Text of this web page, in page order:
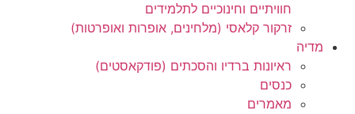
חוויתיים וחינוכיים לתלמידים
זרקור קלאסי (מלחינים, אופרות ואופרטות)
מדיה
ראיונות ברדיו והסכתים (פודקאסטים)
כנסים
מאמרים